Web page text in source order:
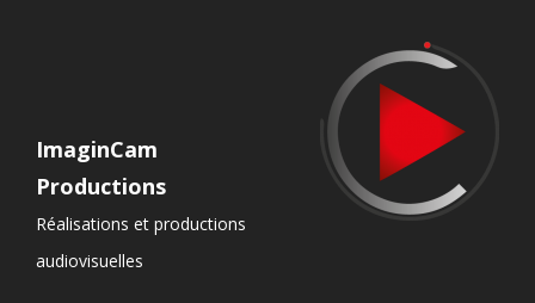
ImaginCam
Productions
Réalisations et productions
audiovisuelles